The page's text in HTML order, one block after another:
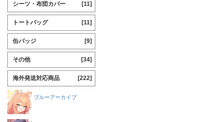
シーツ・布団カバー [11]
トートバッグ [11]
缶バッジ [9]
その他 [34]
海外発送対応商品 [222]
ブルーアーカイブ